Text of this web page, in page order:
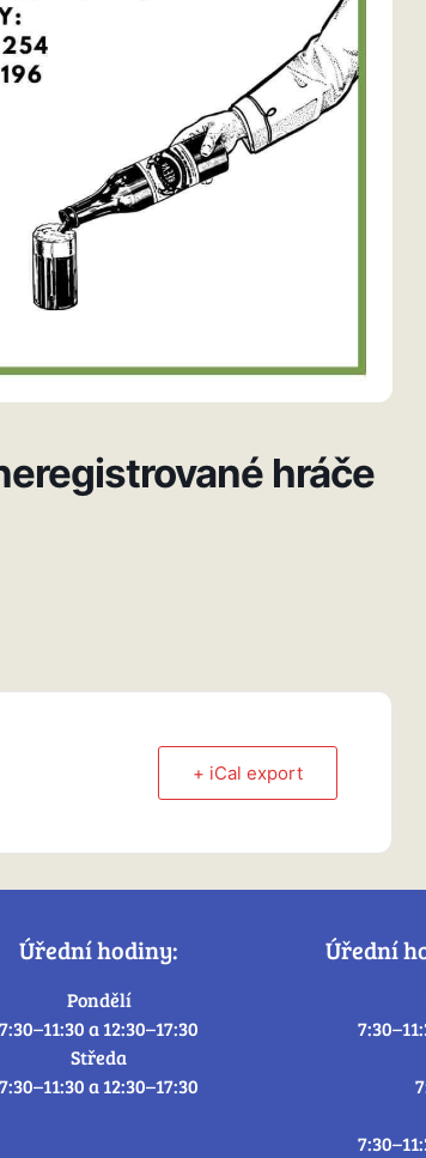
hráče
+ iCal export
Úřední hodiny:
Pondělí
7:30–11:30 a 12:30–17:30
Středa
7:30–11:30 a 12:30–17:30
Úřední